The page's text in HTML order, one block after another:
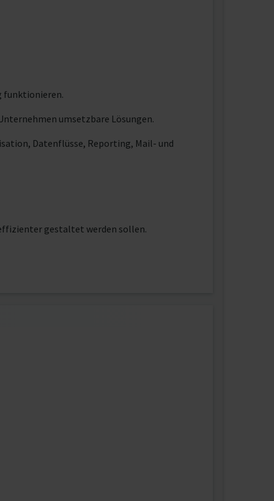
funktionieren.
umsetzbare Lösungen.
Datenflüsse, Reporting, Mail- und
gestaltet werden sollen.